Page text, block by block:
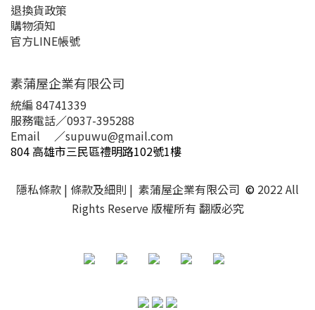
退換貨政策
購物須知
官方LINE帳號
素蒲屋企業有限公司
統編 84741339
服務電話／0937-395288
Email ／supuwu@gmail.com
804 高雄市三民區禮明路102號1樓
隱私條款 | 條款及細則 | 素蒲屋企業有限公司 © 2022 All
Rights Reserve 版權所有 翻版必究